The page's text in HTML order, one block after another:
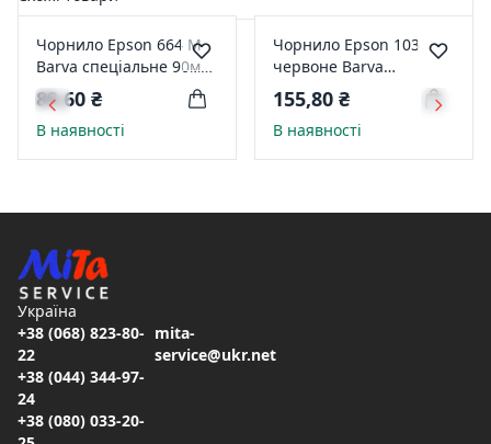
Чорнило Epson 664 M
Barva спеціальне 90мл
водорозчинне
пурпурове L100-402
89,60 ₴
В наявності
Чорнило Epson 103
червоне Barva
спеціальне 100мл
водорозчинне E103-
692-1K
155,80 ₴
В наявності
Україна
+38 (068) 823-80-
22
+38 (044) 344-97-
24
+38 (080) 033-20-
mita-
service@ukr.net